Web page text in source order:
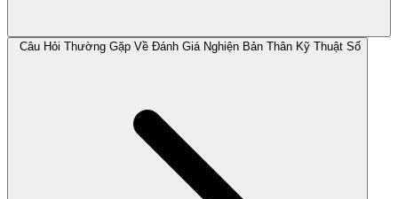
Câu Hỏi Thường Gặp Về Đánh Giá Nghiện Bản Thân Kỹ Thuật Số